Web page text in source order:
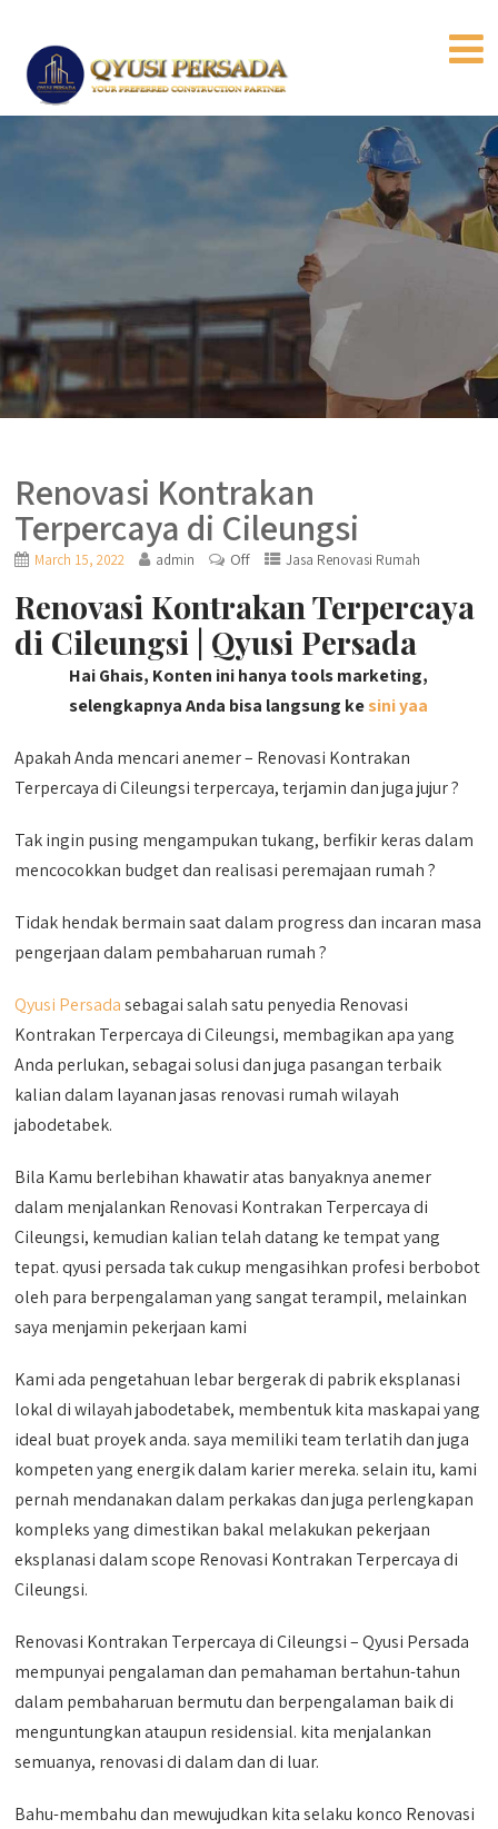
Renovasi Kontrakan
Terpercaya di Cileungsi
March 15, 2022 admin Off Jasa Renovasi Rumah
Renovasi Kontrakan Terpercaya
di Cileungsi | Qyusi Persada
Hai Ghais, Konten ini hanya tools marketing,
selengkapnya Anda bisa langsung kesini yaa
Apakah Anda mencari anemer – Renovasi Kontrakan
Terpercaya di Cileungsi terpercaya, terjamin dan juga jujur ?
Tak ingin pusing mengampukan tukang, berfikir keras dalam
mencocokkan budget dan realisasi peremajaan rumah ?
Tidak hendak bermain saat dalam progress dan incaran masa
pengerjaan dalam pembaharuan rumah ?
Qyusi Persadasebagai salah satu penyedia Renovasi
Kontrakan Terpercaya di Cileungsi, membagikan apa yang
Anda perlukan, sebagai solusi dan juga pasangan terbaik
kalian dalam layanan jasas renovasi rumah wilayah
jabodetabek.
Bila Kamu berlebihan khawatir atas banyaknya anemer
dalam menjalankan Renovasi Kontrakan Terpercaya di
Cileungsi, kemudian kalian telah datang ke tempat yang
tepat. qyusi persada tak cukup mengasihkan profesi berbobot
oleh para berpengalaman yang sangat terampil, melainkan
saya menjamin pekerjaan kami
Kami ada pengetahuan lebar bergerak di pabrik eksplanasi
lokal di wilayah jabodetabek, membentuk kita maskapai yang
ideal buat proyek anda. saya memiliki team terlatih dan juga
kompeten yang energik dalam karier mereka. selain itu, kami
pernah mendanakan dalam perkakas dan juga perlengkapan
kompleks yang dimestikan bakal melakukan pekerjaan
eksplanasi dalam scope Renovasi Kontrakan Terpercaya di
Cileungsi.
Renovasi Kontrakan Terpercaya di Cileungsi – Qyusi Persada
mempunyai pengalaman dan pemahaman bertahun-tahun
dalam pembaharuan bermutu dan berpengalaman baik di
menguntungkan ataupun residensial. kita menjalankan
semuanya, renovasi di dalam dan di luar.
Bahu-membahu dan mewujudkan kita selaku konco Renovasi